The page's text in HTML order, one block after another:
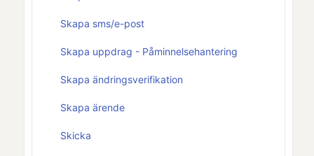
Skapa sms/e-post
Skapa uppdrag - Påminnelsehantering
Skapa ändringsverifikation
Skapa ärende
Skicka